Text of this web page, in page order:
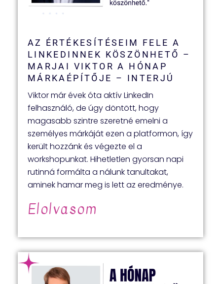
AZ ÉRTÉKESÍTÉSEIM FELE A
LINKEDINNEK KÖSZÖNHETŐ –
MARJAI VIKTOR A HÓNAP
MÁRKAÉPÍTŐJE – INTERJÚ
Viktor már évek óta aktív LinkedIn
felhasználó, de úgy döntött, hogy
magasabb szintre szeretné emelni a
személyes márkáját ezen a platformon, így
került hozzánk és végezte el a
workshopunkat. Hihetletlen gyorsan napi
rutinná formálta a nálunk tanultakat,
aminek hamar meg is lett az eredménye.
Elolvasom